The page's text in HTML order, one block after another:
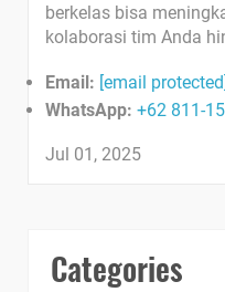
berkelas bisa
kolaborasi tim Anda
Email: [email protected]
WhatsApp: +62 811-
Jul 01, 2025
Categories